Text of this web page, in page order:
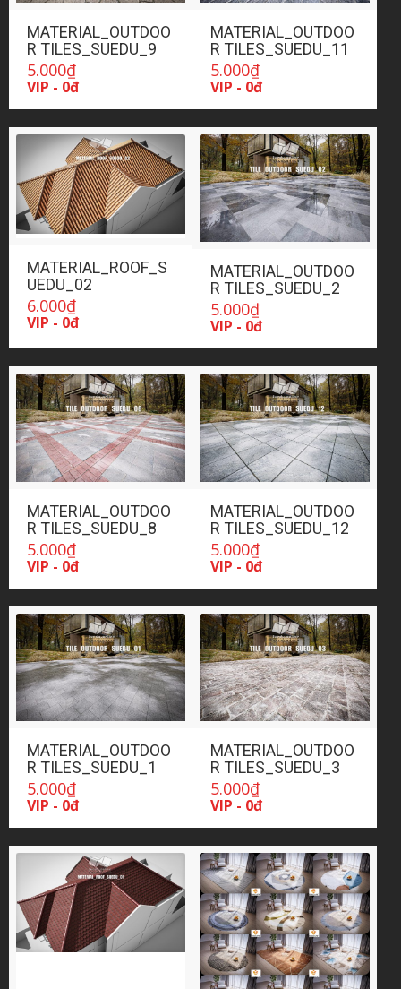
MATERIAL_OUTDOO
R TILES_SUEDU_9
5.000₫
VIP - 0đ
MATERIAL_OUTDOO
R TILES_SUEDU_11
5.000₫
VIP - 0đ
MATERIAL_ROOF_S
UEDU_02
6.000₫
VIP - 0đ
MATERIAL_OUTDOO
R TILES_SUEDU_2
5.000₫
VIP - 0đ
MATERIAL_OUTDOO
R TILES_SUEDU_8
5.000₫
VIP - 0đ
MATERIAL_OUTDOO
R TILES_SUEDU_12
5.000₫
VIP - 0đ
MATERIAL_OUTDOO
R TILES_SUEDU_1
5.000₫
VIP - 0đ
MATERIAL_OUTDOO
R TILES_SUEDU_3
5.000₫
VIP - 0đ